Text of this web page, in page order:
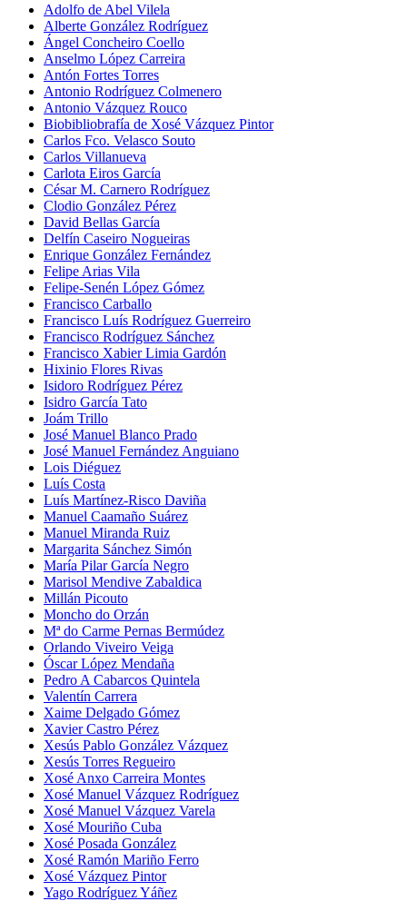
Adolfo de Abel Vilela
Alberte González Rodríguez
Ángel Concheiro Coello
Anselmo López Carreira
Antón Fortes Torres
Antonio Rodríguez Colmenero
Antonio Vázquez Rouco
Biobibliobrafía de Xosé Vázquez Pintor
Carlos Fco. Velasco Souto
Carlos Villanueva
Carlota Eiros García
César M. Carnero Rodríguez
Clodio González Pérez
David Bellas García
Delfín Caseiro Nogueiras
Enrique González Fernández
Felipe Arias Vila
Felipe-Senén López Gómez
Francisco Carballo
Francisco Luís Rodríguez Guerreiro
Francisco Rodríguez Sánchez
Francisco Xabier Limia Gardón
Hixinio Flores Rivas
Isidoro Rodríguez Pérez
Isidro García Tato
Joám Trillo
José Manuel Blanco Prado
José Manuel Fernández Anguiano
Lois Diéguez
Luís Costa
Luís Martínez-Risco Daviña
Manuel Caamaño Suárez
Manuel Miranda Ruiz
Margarita Sánchez Simón
María Pilar García Negro
Marisol Mendive Zabaldica
Millán Picouto
Moncho do Orzán
Mª do Carme Pernas Bermúdez
Orlando Viveiro Veiga
Óscar López Mendaña
Pedro A Cabarcos Quintela
Valentín Carrera
Xaime Delgado Gómez
Xavier Castro Pérez
Xesús Pablo González Vázquez
Xesús Torres Regueiro
Xosé Anxo Carreira Montes
Xosé Manuel Vázquez Rodríguez
Xosé Manuel Vázquez Varela
Xosé Mouriño Cuba
Xosé Posada González
Xosé Ramón Mariño Ferro
Xosé Vázquez Pintor
Yago Rodríguez Yáñez